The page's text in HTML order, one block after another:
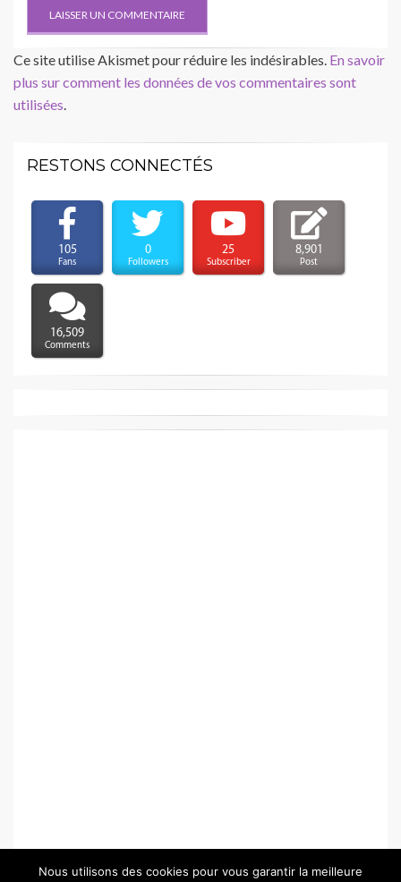
Ce site utilise Akismet pour réduire les indésirables. En savoir
plus sur comment les données de vos commentaires sont
utilisées.
RESTONS CONNECTÉS
105
Fans
0
Followers
25
Subscriber
8,901
Post
16,509
Comments
Nous utilisons des cookies pour vous garantir la meilleure